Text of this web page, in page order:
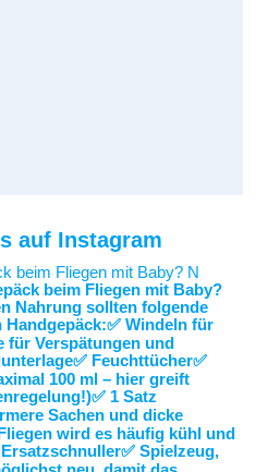
auf Instagram
beim Fliegen mit Baby? N